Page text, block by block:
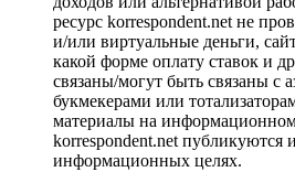
ресурс korrespondent.net не
и/или виртуальные деньги,
какой форме оплату ставок и
связаны/могут быть связаны с
букмекерами или
материалы на информационном
korrespondent.net публикуются
информационных целях.